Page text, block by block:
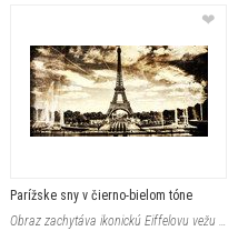
❤
Parížske sny v čierno-bielom tóne
Obraz zachytáva ikonickú Eiffelovu vežu obklopenú fontánami a zelenými par